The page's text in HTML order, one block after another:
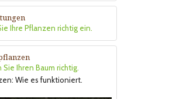
Ihre Pflanzen richtig ein.
Ihren Baum richtig.
Wie es funktioniert.